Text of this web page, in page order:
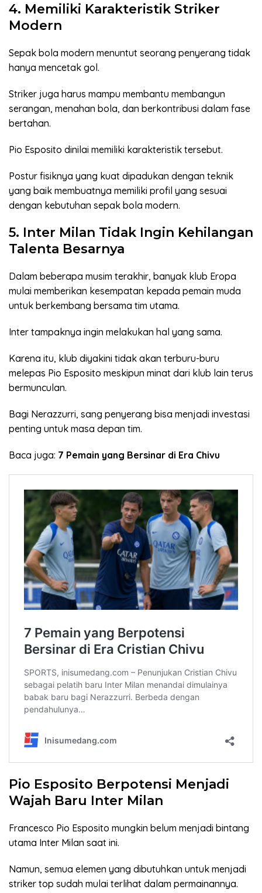
4. Memiliki Karakteristik Striker
Modern
Sepak bola modern menuntut seorang penyerang tidak
hanya mencetak gol.
Striker juga harus mampu membantu membangun
serangan, menahan bola, dan berkontribusi dalam fase
bertahan.
Pio Esposito dinilai memiliki karakteristik tersebut.
Postur fisiknya yang kuat dipadukan dengan teknik
yang baik membuatnya memiliki profil yang sesuai
dengan kebutuhan sepak bola modern.
5. Inter Milan Tidak Ingin Kehilangan
Talenta Besarnya
Dalam beberapa musim terakhir, banyak klub Eropa
mulai memberikan kesempatan kepada pemain muda
untuk berkembang bersama tim utama.
Inter tampaknya ingin melakukan hal yang sama.
Karena itu, klub diyakini tidak akan terburu-buru
melepas Pio Esposito meskipun minat dari klub lain terus
bermunculan.
Bagi Nerazzurri, sang penyerang bisa menjadi investasi
penting untuk masa depan tim.
Baca juga: 7 Pemain yang Bersinar di Era Chivu
Pio Esposito Berpotensi Menjadi
Wajah Baru Inter Milan
Francesco Pio Esposito mungkin belum menjadi bintang
utama Inter Milan saat ini.
Namun, semua elemen yang dibutuhkan untuk menjadi
striker top sudah mulai terlihat dalam permainannya.